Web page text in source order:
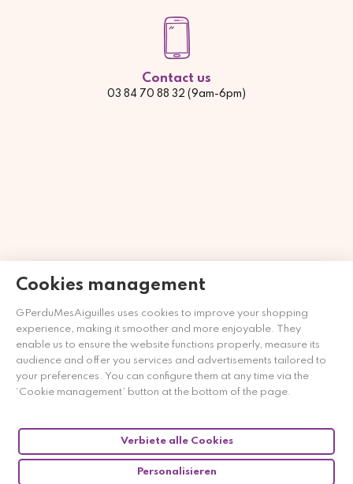
Cookies management
GPerduMesAiguilles uses cookies to improve your shopping
experience, making it smoother and more enjoyable. They
enable us to ensure the website functions properly, measure its
audience and offer you services and advertisements tailored to
your preferences. You can configure them at any time via the
‘Cookie management’ button at the bottom of the page.
Verbiete alle Cookies
Personalisieren
Contact us
03 84 70 88 32 (9am-6pm)
Bewertungen,Klicken Sie hier.